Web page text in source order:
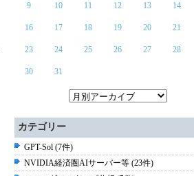
9 10 11 12 13 14
16 17 18 19 20 21
23 24 25 26 27 28
30 31
カテゴリー
GPT-Sol (7件)
NVIDIA経済圏AIサーバー等 (23件)